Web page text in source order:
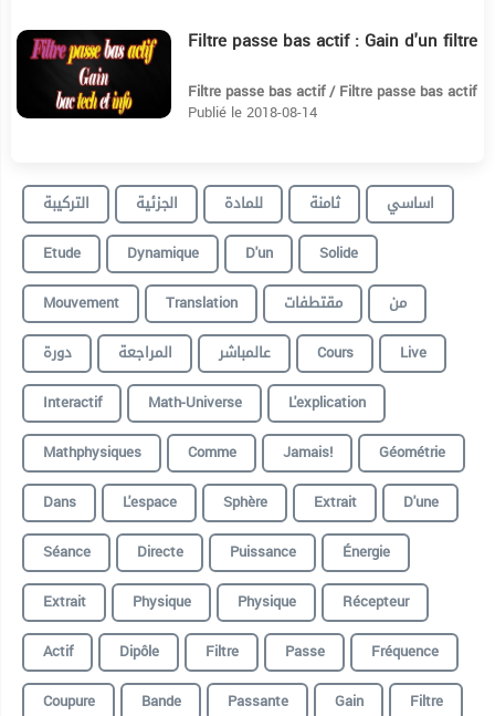
4:4 Filtre passe bas actif : Gain d'un filtre
Filtre passe bas actif / Filtre passe bas actif
Publié le 2018-08-14
التركيبة الجزئية للمادة ثامنة
اساسي
Etude
Dynamique D'un
Solide
Mouvement
Translation مقتطفات
من
دورة
المراجعة عالمباشر Cours
Live
Interactif
Math-Universe
L'explication
Mathphysiques
Comme Jamais!
Géométrie
Dans
L'espace Sphère Extrait
D'une
Séance
Directe Puissance
Énergie
Extrait
Physique Physique
Récepteur
Actif
Dipôle Filtre Passe
Fréquence
Coupure
Bande Passante Gain
Filtre